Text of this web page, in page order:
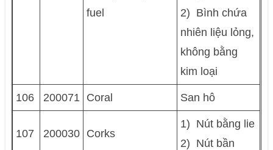
fuel
2) Bình chứa
nhiên liệu lỏng,
không bằng
kim loại
106 200071 Coral San hô
107 200030 Corks
1) Nút bằng lie
2) Nút bần